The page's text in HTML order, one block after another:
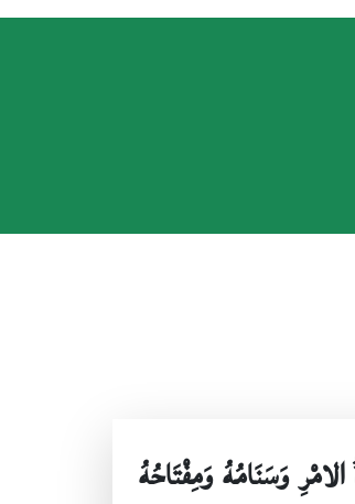
وَسَنَامُهُ وَمِفْتَاحُهُ